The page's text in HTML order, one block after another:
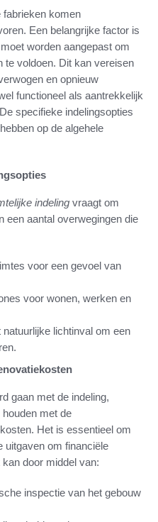
fabrieken komen
Een belangrijke factor is
worden aangepast om
te voldoen. Dit kan vereisen
en opnieuw
functioneel als aantrekkelijk
specifieke indelingsopties
op de algehele
indeling vraagt om
een aantal overwegingen die
voor een gevoel van
voor wonen, werken en
lichtinval om een
gaan met de indeling,
met de
Het is essentieel om
uitgaven om financiële
door middel van:
inspectie van het gebouw